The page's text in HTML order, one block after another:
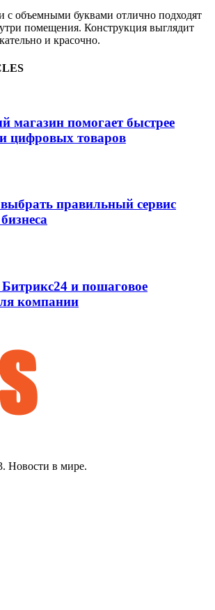
с объемными буквами отлично подходят
помещения. Конструкция выглядит
и красочно.
магазин помогает быстрее
цифровых товаров
правильный сервис
и пошаговое
компании
Новости в мире.